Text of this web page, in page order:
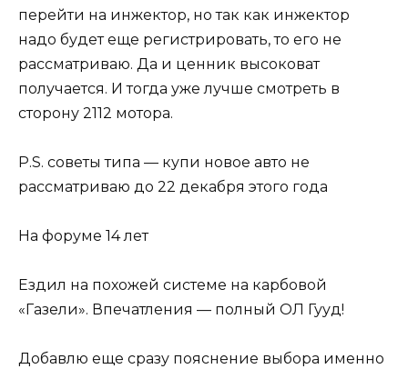
перейти на инжектор, но так как инжектор
надо будет еще регистрировать, то его не
рассматриваю. Да и ценник высоковат
получается. И тогда уже лучше смотреть в
сторону 2112 мотора.
P.S. советы типа — купи новое авто не
рассматриваю до 22 декабря этого года
На форуме 14 лет
Ездил на похожей системе на карбовой
«Газели». Впечатления — полный ОЛ Гууд!
Добавлю еще сразу пояснение выбора именно